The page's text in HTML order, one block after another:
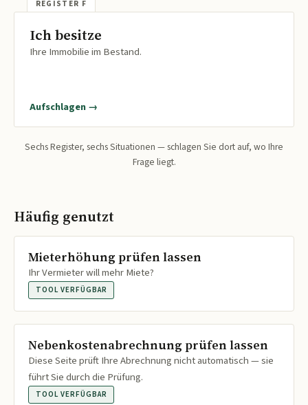
Ich besitze
Ihre Immobilie im Bestand.
Aufschlagen →
Sechs Register, sechs Situationen — schlagen Sie dort auf, wo Ihre
Frage liegt.
Häufig genutzt
Mieterhöhung prüfen lassen
Ihr Vermieter will mehr Miete?
TOOL VERFÜGBAR
Nebenkostenabrechnung prüfen lassen
Diese Seite prüft Ihre Abrechnung nicht automatisch — sie
führt Sie durch die Prüfung.
TOOL VERFÜGBAR